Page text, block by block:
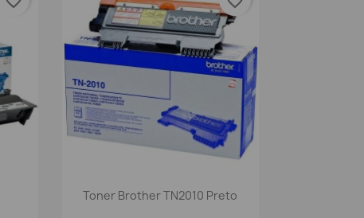
Vista rápida Toner Brother TN2010 Preto